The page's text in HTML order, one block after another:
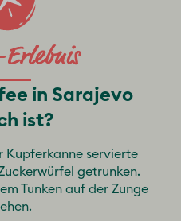
in Sarajevo
ist?
Kupferkanne servierte
getrunken.
Tunken auf der Zunge